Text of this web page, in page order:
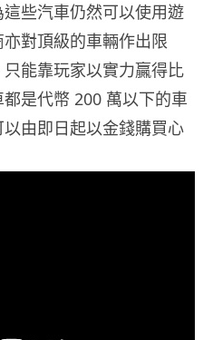
些汽車仍然可以使用遊
對頂級的車輛作出限
能靠玩家以實力贏得比
是代幣 200 萬以下的車
由即日起以金錢購買心